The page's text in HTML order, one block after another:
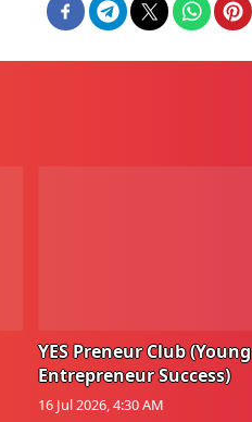
YES Preneur Club (Young
Entrepreneur Success)
16 Jul 2026, 4:30 AM